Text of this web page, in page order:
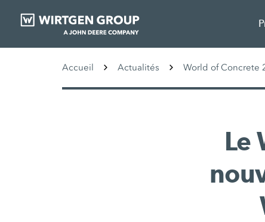
Accueil Actualités World of Concrete
Le